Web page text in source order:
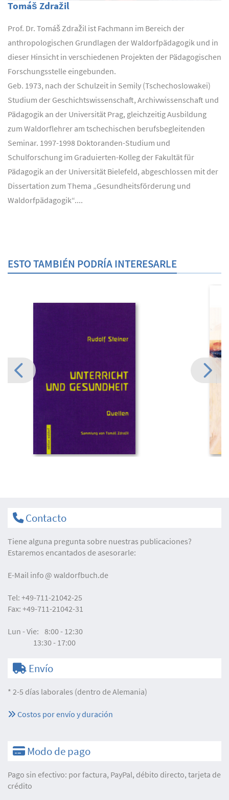
Tomáš Zdražil
Prof. Dr. Tomáš Zdražil ist Fachmann im Bereich der
anthropologischen Grundlagen der Waldorfpädagogik und in
dieser Hinsicht in verschiedenen Projekten der Pädagogischen
Forschungsstelle eingebunden.
Geb. 1973, nach der Schulzeit in Semily (Tschechoslowakei)
Studium der Geschichtswissenschaft, Archivwissenschaft und
Pädagogik an der Universität Prag, gleichzeitig Ausbildung
zum Waldorflehrer am tschechischen berufsbegleitenden
Seminar. 1997-1998 Doktoranden-Studium und
Schulforschung im Graduierten-Kolleg der Fakultät für
Pädagogik an der Universität Bielefeld, abgeschlossen mit der
Dissertation zum Thema „Gesundheitsförderung und
Waldorfpädagogik“....
ESTO TAMBIÉN PODRÍA INTERESARLE
Contacto
Tiene alguna pregunta sobre nuestras publicaciones?
Estaremos encantados de asesorarle:
E-Mail info waldorfbuch.de
Tel: +49-711-21042-25
Fax: +49-711-21042-31
Lun - Vie: 8:00 - 12:30
13:30 - 17:00
Envío
* 2-5 días laborales (dentro de Alemania)
Costos por envío y duración
Modo de pago
Pago sin efectivo: por factura, PayPal, débito directo, tarjeta de
crédito